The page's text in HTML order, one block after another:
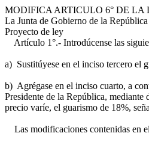
MODIFICA ARTICULO 6° DE LA
La Junta de Gobierno de la
Proyecto de ley
Artículo 1°.- Introdúcense las
a) Sustitúyese en el inciso tercero el
b) Agrégase en el inciso cuarto, a
Presidente de la República,
precio varíe, el guarismo de 18%,
Las modificaciones contenidas en